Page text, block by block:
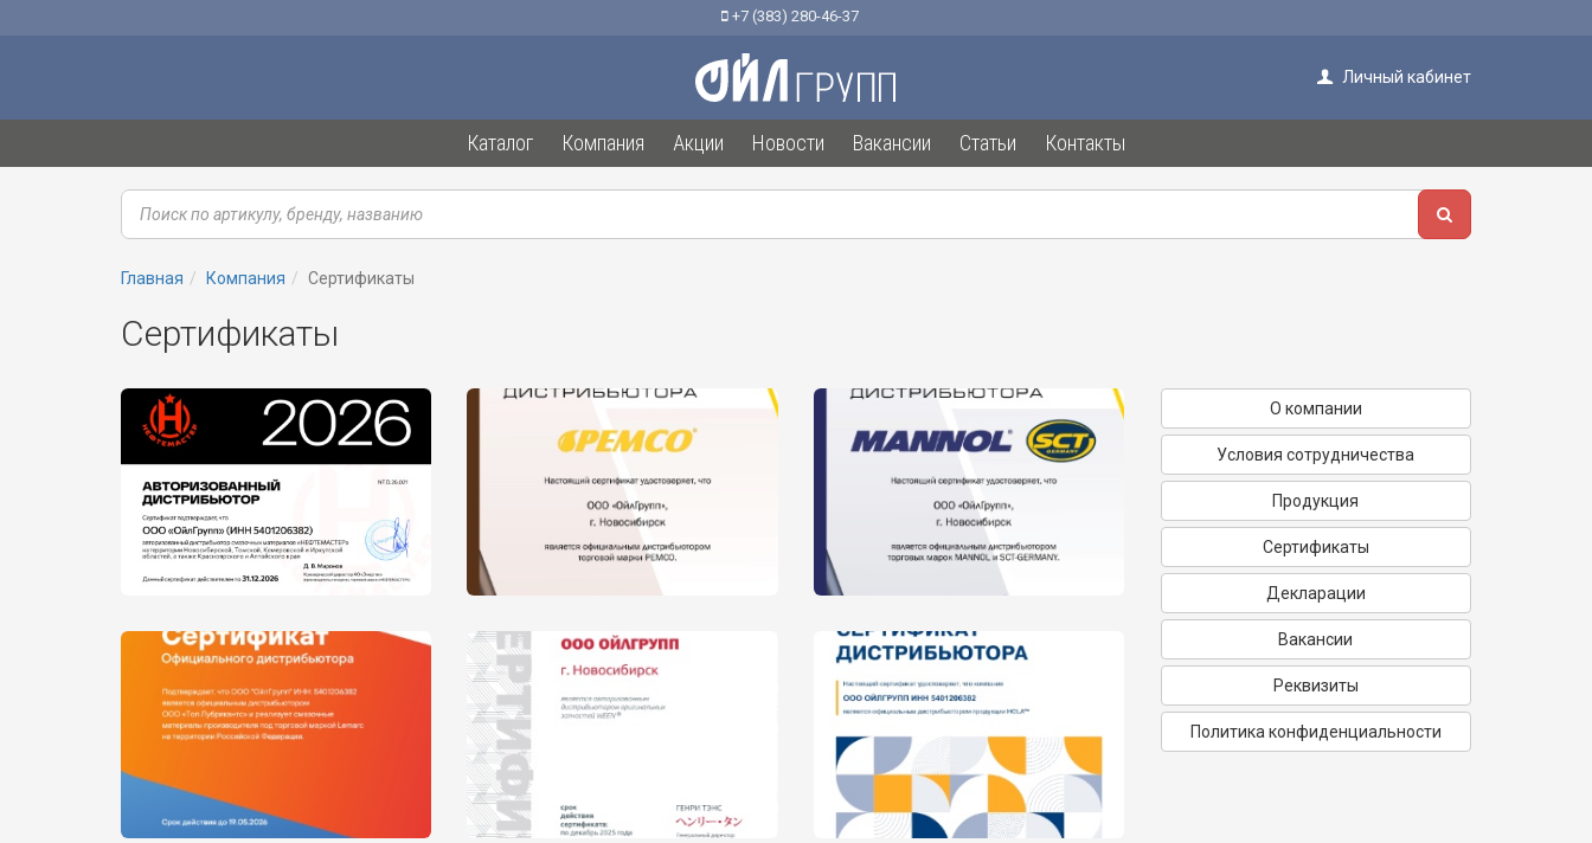
+7 (383) 280-46-37
Личный кабинет
Каталог Компания Акции Новости Вакансии Статьи Контакты
Главная Компания Сертификаты
Сертификаты
О компании
Условия сотрудничества
Продукция
Сертификаты
Декларации
Вакансии
Реквизиты
Политика конфиденциальности